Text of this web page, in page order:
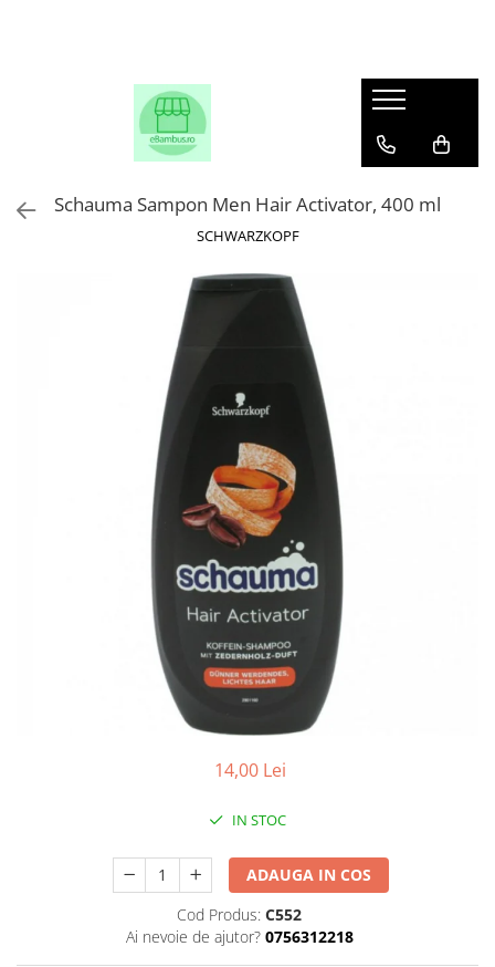
Schauma Sampon Men Hair Activator, 400 ml
SCHWARZKOPF
14,00 Lei
IN STOC
ADAUGA IN COS
Cod Produs: C552
Ai nevoie de ajutor? 0756312218